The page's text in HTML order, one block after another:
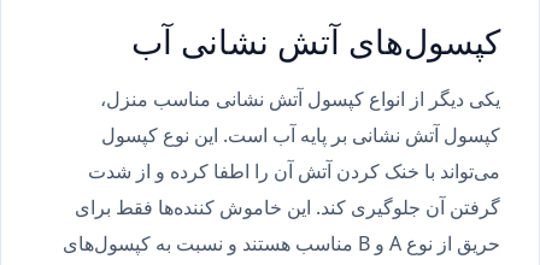
کپسول‌های آتش نشانی آب
یکی دیگر از انواع کپسول آتش نشانی مناسب منزل،
کپسول آتش نشانی بر پایه آب است. این نوع کپسول
می‌تواند با خنک کردن آتش آن را اطفا کرده و از شدت
گرفتن آن جلوگیری کند. این خاموش کننده‌ها فقط برای
حریق از نوع A و B مناسب هستند و نسبت به کپسول‌های